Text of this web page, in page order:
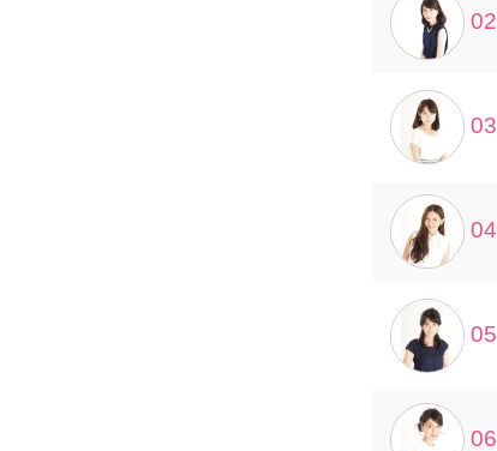
02
03
04
05
06